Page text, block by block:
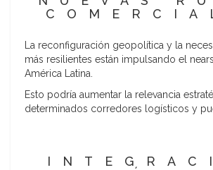
La reconfiguración geopolítica y la
más resilientes están impulsando el
América Latina.
Esto podría aumentar la relevancia
determinados corredores logísticos y